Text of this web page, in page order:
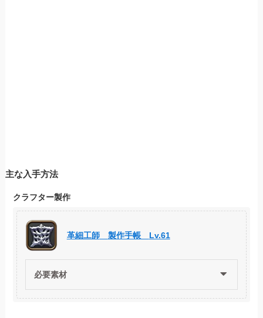
主な入手方法
クラフター製作
革細工師 製作手帳 Lv.61
必要素材